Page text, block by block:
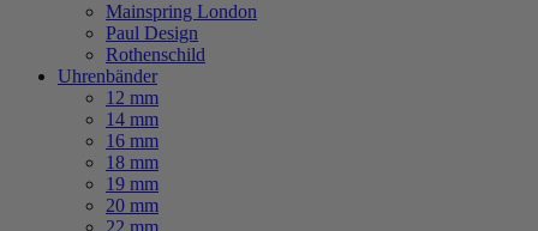
Mainspring London
Paul Design
Rothenschild
Uhrenbänder
12 mm
14 mm
16 mm
18 mm
19 mm
20 mm
22 mm